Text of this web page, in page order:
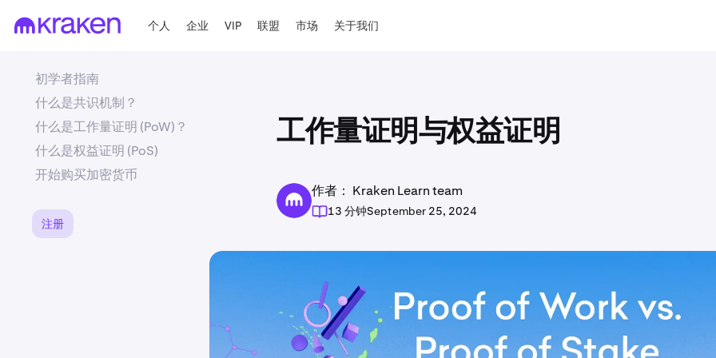
个人 企业 VIP 联盟 市场 关于我们
工作量证明与权益证明
作者： Kraken Learn team
13 分钟September 25, 2024
初学者指南
什么是共识机制？
什么是工作量证明 (PoW)？
什么是权益证明 (PoS)
开始购买加密货币
注册